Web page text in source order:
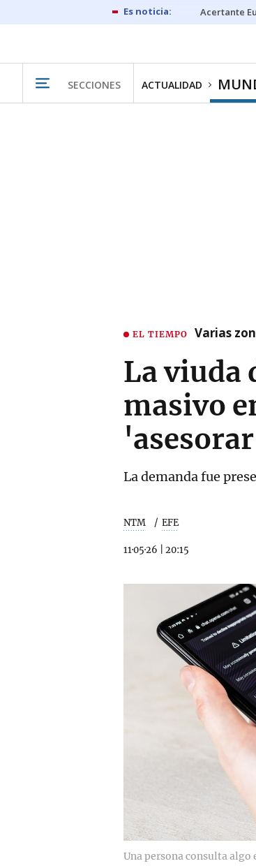
Acertante
SECCIONES ACTUALIDAD
EL TIEMPO Varias
La viuda
masivo
La demanda fue
NTM EFE
11·05·26 20:15
Una persona consulta algo